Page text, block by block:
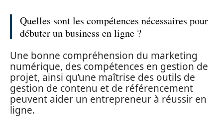
Quelles sont les compétences nécessaires pour
débuter un business en ligne ?
Une bonne compréhension du marketing
numérique, des compétences en gestion de
projet, ainsi qu’une maîtrise des outils de
gestion de contenu et de référencement
peuvent aider un entrepreneur à réussir en
ligne.